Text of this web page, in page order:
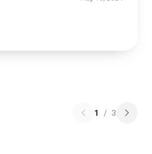
1 / 3